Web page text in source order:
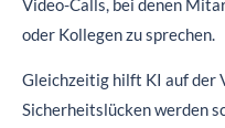
Video-Calls, bei denen
oder Kollegen zu sprechen.
Gleichzeitig hilft KI auf der
Sicherheitslücken werden